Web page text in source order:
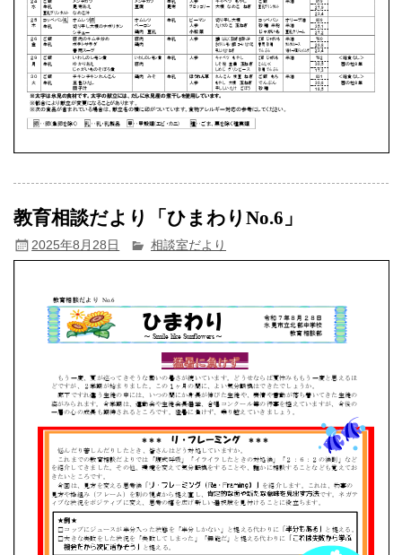
教育相談だより「ひまわりNo.6」
2025年8月28日 相談室だより